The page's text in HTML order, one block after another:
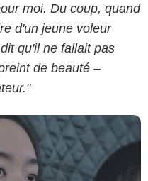
moi. Du coup, quand
d'un jeune voleur
qu'il ne fallait pas
de beauté –